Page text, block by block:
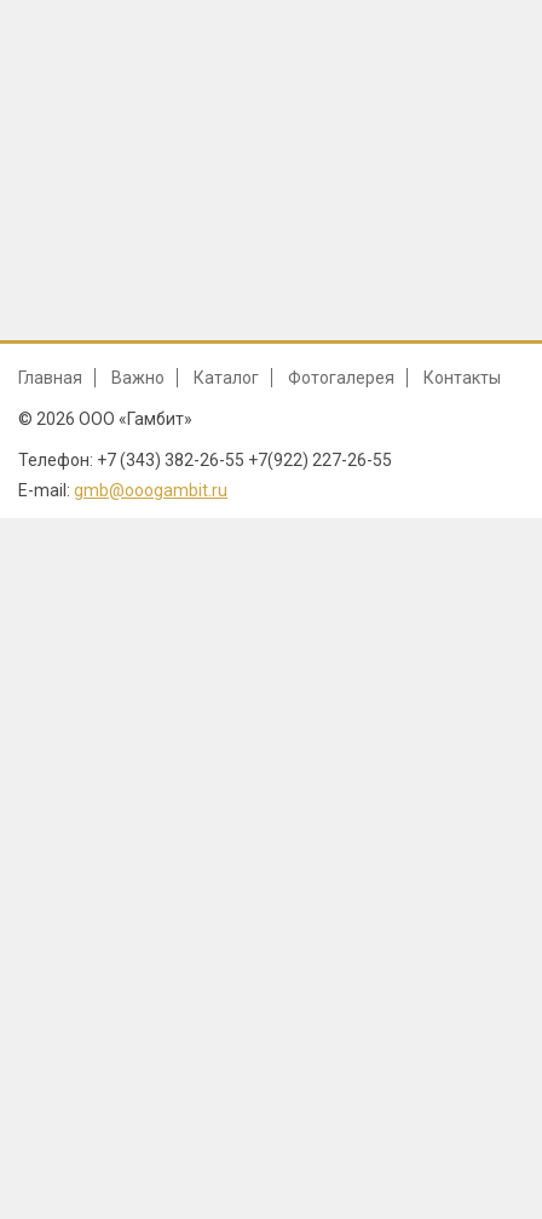
Главная Важно Каталог Фотогалерея Контакты
© 2026 ООО «Гамбит»
Телефон: +7 (343) 382-26-55 +7(922) 227-26-55
E-mail: gmb@ooogambit.ru